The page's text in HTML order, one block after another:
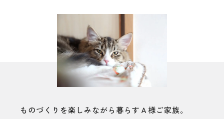
ものづくりを楽しみながら暮らすＡ様ご家族。